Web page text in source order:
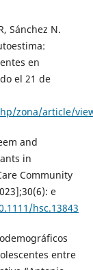
Sánchez N.
en
el 21 de
zona/article/
and
in
Community
e
hsc.13843
entre